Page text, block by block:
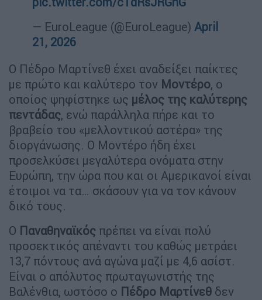
— EuroLeague (@EuroLeague) April
21, 2026
Ο Πέδρο Μαρτίνεθ έχει αναδείξει παίκτες
με πρώτο και καλύτερο τον Μοντέρο, ο
οποίος ψηφίστηκε ως μέλος της καλύτερης
πεντάδας, ενώ παράλληλα πήρε και το
βραβείο του «μελλοντικού αστέρα» της
διοργάνωσης. Ο Μοντέρο ήδη έχει
προσελκύσει μεγαλύτερα ονόματα στην
Ευρώπη, την ώρα που και οι Αμερικανοί είναι
έτοιμοι να τα… σκάσουν για να τον κάνουν
δικό τους.
Ο Παναθηναϊκός πρέπει να είναι πολύ
προσεκτικός απέναντι του καθώς μετράει
13,7 πόντους ανά αγώνα μαζί με 4,6 ασίστ.
Είναι ο απόλυτος πρωταγωνιστής της
Βαλένθια, ωστόσο ο Πέδρο Μαρτίνεθ δεν